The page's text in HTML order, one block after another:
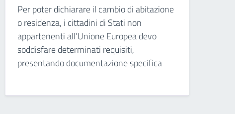
Per poter dichiarare il cambio di abitazione
o residenza, i cittadini di Stati non
appartenenti all’Unione Europea devo
soddisfare determinati requisiti,
presentando documentazione specifica